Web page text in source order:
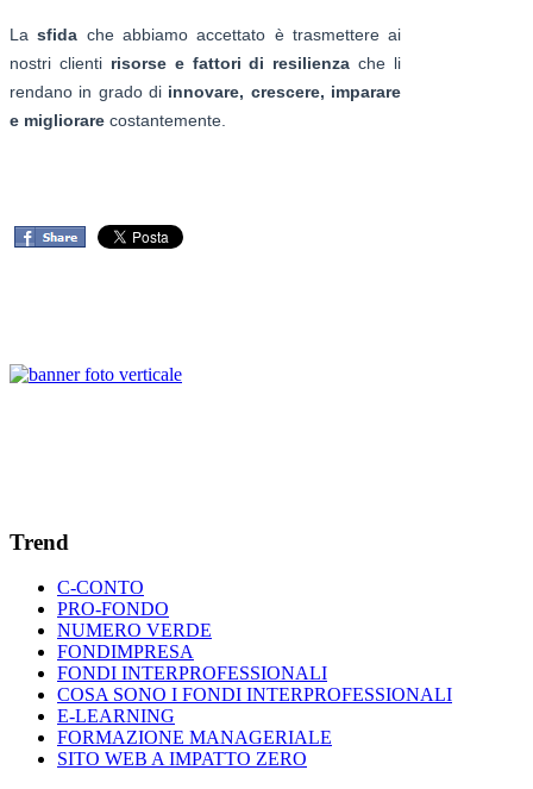
Lasfida che abbiamo accettato è trasmettere ai
nostri clienti risorse e fattori di resilienza che li
rendano in grado di innovare, crescere, imparare
e migliorare costantemente.
Trend
C-CONTO
PRO-FONDO
NUMERO VERDE
FONDIMPRESA
FONDI INTERPROFESSIONALI
COSA SONO I FONDI INTERPROFESSIONALI
E-LEARNING
FORMAZIONE MANAGERIALE
SITO WEB A IMPATTO ZERO